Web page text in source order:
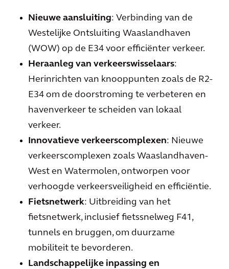
Nieuwe aansluiting: Verbinding van de
Westelijke Ontsluiting Waaslandhaven
(WOW) op de E34 voor efficiënter verkeer.
Heraanleg van verkeerswisselaars:
Herinrichten van knooppunten zoals de R2-
E34 om de doorstroming te verbeteren en
havenverkeer te scheiden van lokaal
verkeer.
Innovatieve verkeerscomplexen: Nieuwe
verkeerscomplexen zoals Waaslandhaven-
West en Watermolen, ontworpen voor
verhoogde verkeersveiligheid en efficiëntie.
Fietsnetwerk: Uitbreiding van het
fietsnetwerk, inclusief fietssnelweg F41,
tunnels en bruggen, om duurzame
mobiliteit te bevorderen.
Landschappelijke inpassing en